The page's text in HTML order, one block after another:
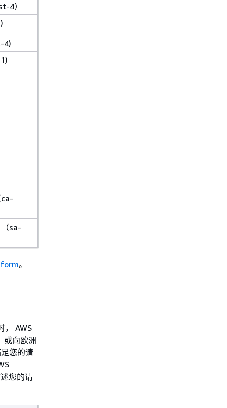
4）
4)
sa-
。
， AWS
或向欧洲
您的请
您的请